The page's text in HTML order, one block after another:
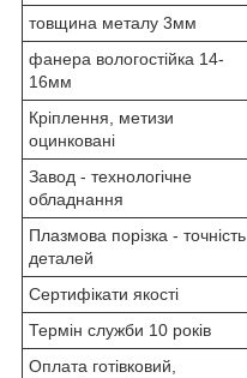
товщина металу 3мм
фанера вологостійка 14-
16мм
Кріплення, метизи
оцинковані
Завод - технологічне
обладнання
Плазмова порізка - точність
деталей
Сертифікати якості
Термін служби 10 років
Оплата готівковий,